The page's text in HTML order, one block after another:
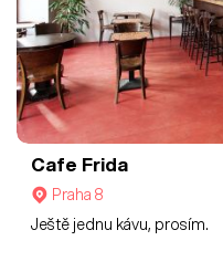
Cafe Frida
Praha 8
Ještě jednu kávu, prosím.